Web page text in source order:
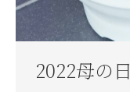
2022母の日